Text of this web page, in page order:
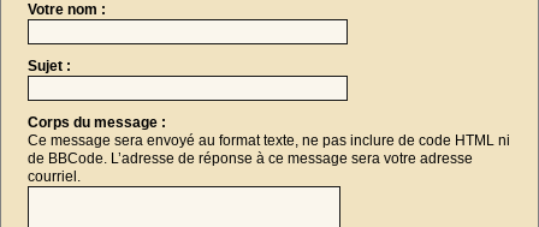
Votre nom :
Sujet :
Corps du message :
Ce message sera envoyé au format texte, ne pas inclure de code HTML ni
de BBCode. L’adresse de réponse à ce message sera votre adresse
courriel.